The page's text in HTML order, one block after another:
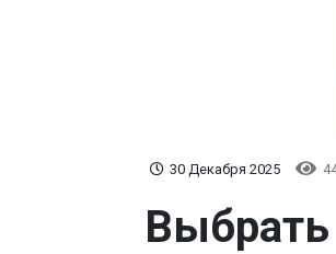
30 Декабря 2025